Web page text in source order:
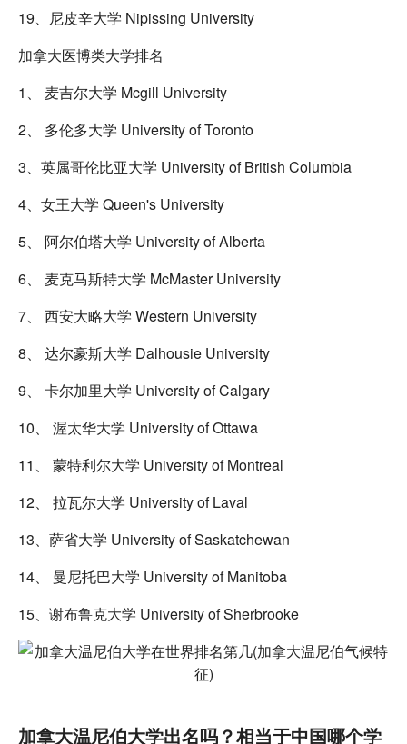
19、尼皮辛大学 Nipissing University
加拿大医博类大学排名
1、 麦吉尔大学 Mcgill University
2、 多伦多大学 University of Toronto
3、英属哥伦比亚大学 University of British Columbia
4、女王大学 Queen's University
5、 阿尔伯塔大学 University of Alberta
6、 麦克马斯特大学 McMaster University
7、 西安大略大学 Western University
8、 达尔豪斯大学 Dalhousie University
9、 卡尔加里大学 University of Calgary
10、 渥太华大学 University of Ottawa
11、 蒙特利尔大学 University of Montreal
12、 拉瓦尔大学 University of Laval
13、萨省大学 University of Saskatchewan
14、 曼尼托巴大学 University of Manitoba
15、谢布鲁克大学 University of Sherbrooke
加拿大温尼伯大学出名吗？相当于中国哪个学